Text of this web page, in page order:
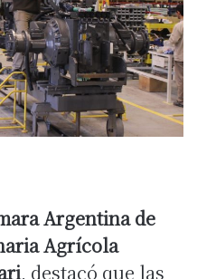
Argentina de
Agrícola
, destacó que las